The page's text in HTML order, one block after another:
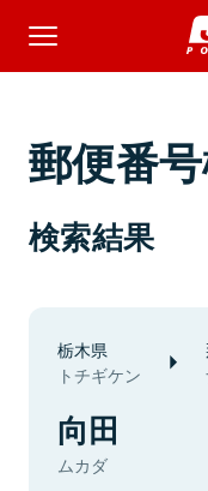
郵便番
検索結果
栃木県
トチギケン
向田
ムカダ